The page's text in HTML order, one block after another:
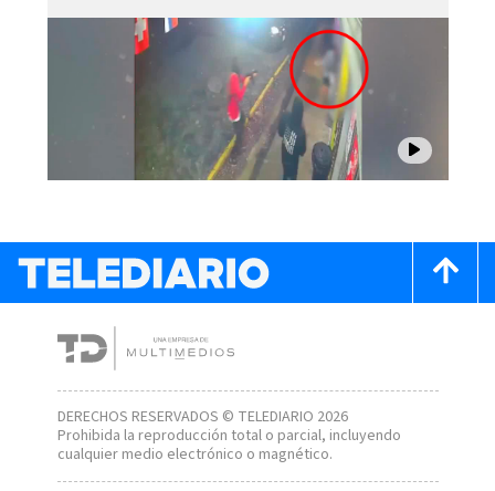
DERECHOS RESERVADOS © TELEDIARIO 2026
Prohibida la reproducción total o parcial, incluyendo
cualquier medio electrónico o magnético.